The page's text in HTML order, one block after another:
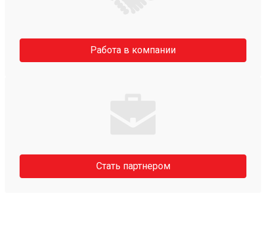
Работа в компании
Стать партнером